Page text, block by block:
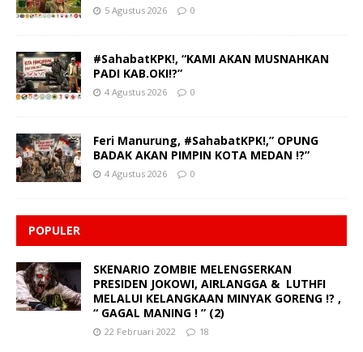
5 Agustus 2026 0
#SahabatKPK!, “KAMI AKAN MUSNAHKAN
PADI KAB.OKI!?”
4 Agustus 2026 0
Feri Manurung, #SahabatKPK!,” OPUNG
BADAK AKAN PIMPIN KOTA MEDAN !?”
4 Agustus 2026 0
POPULER
SKENARIO ZOMBIE MELENGSERKAN
PRESIDEN JOKOWI, AIRLANGGA & LUTHFI
MELALUI KELANGKAAN MINYAK GORENG !? ,
“ GAGAL MANING ! ” (2)
22 Februari 2022 18